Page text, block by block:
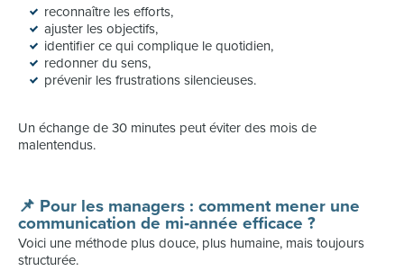
reconnaître les efforts,
ajuster les objectifs,
identifier ce qui complique le quotidien,
redonner du sens,
prévenir les frustrations silencieuses.
Un échange de 30 minutes peut éviter des mois de
malentendus.
📌 Pour les managers : comment mener une
communication de mi‑année efficace ?
Voici une méthode plus douce, plus humaine, mais toujours
structurée.